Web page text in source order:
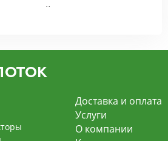
конвектор
на 24В подходит для
и бесшумно работает.
За счет тангенциального
принудительную
Доставка и оплата
Услуги
О компании